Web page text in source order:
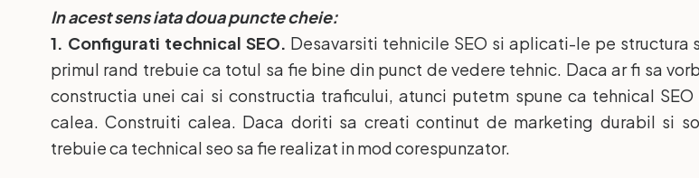
In acest sens iata doua puncte cheie:
1. Configurati technical SEO. Desavarsiti tehnicile SEO si aplicati-le pe structura
primul rand trebuie ca totul sa fie bine din punct de vedere tehnic. Daca ar fi sa
constructia unei cai si constructia traficului, atunci putetm spune ca tehnical SEO
calea. Construiti calea. Daca doriti sa creati continut de marketing durabil si
trebuie ca technical seo sa fie realizat in mod corespunzator.